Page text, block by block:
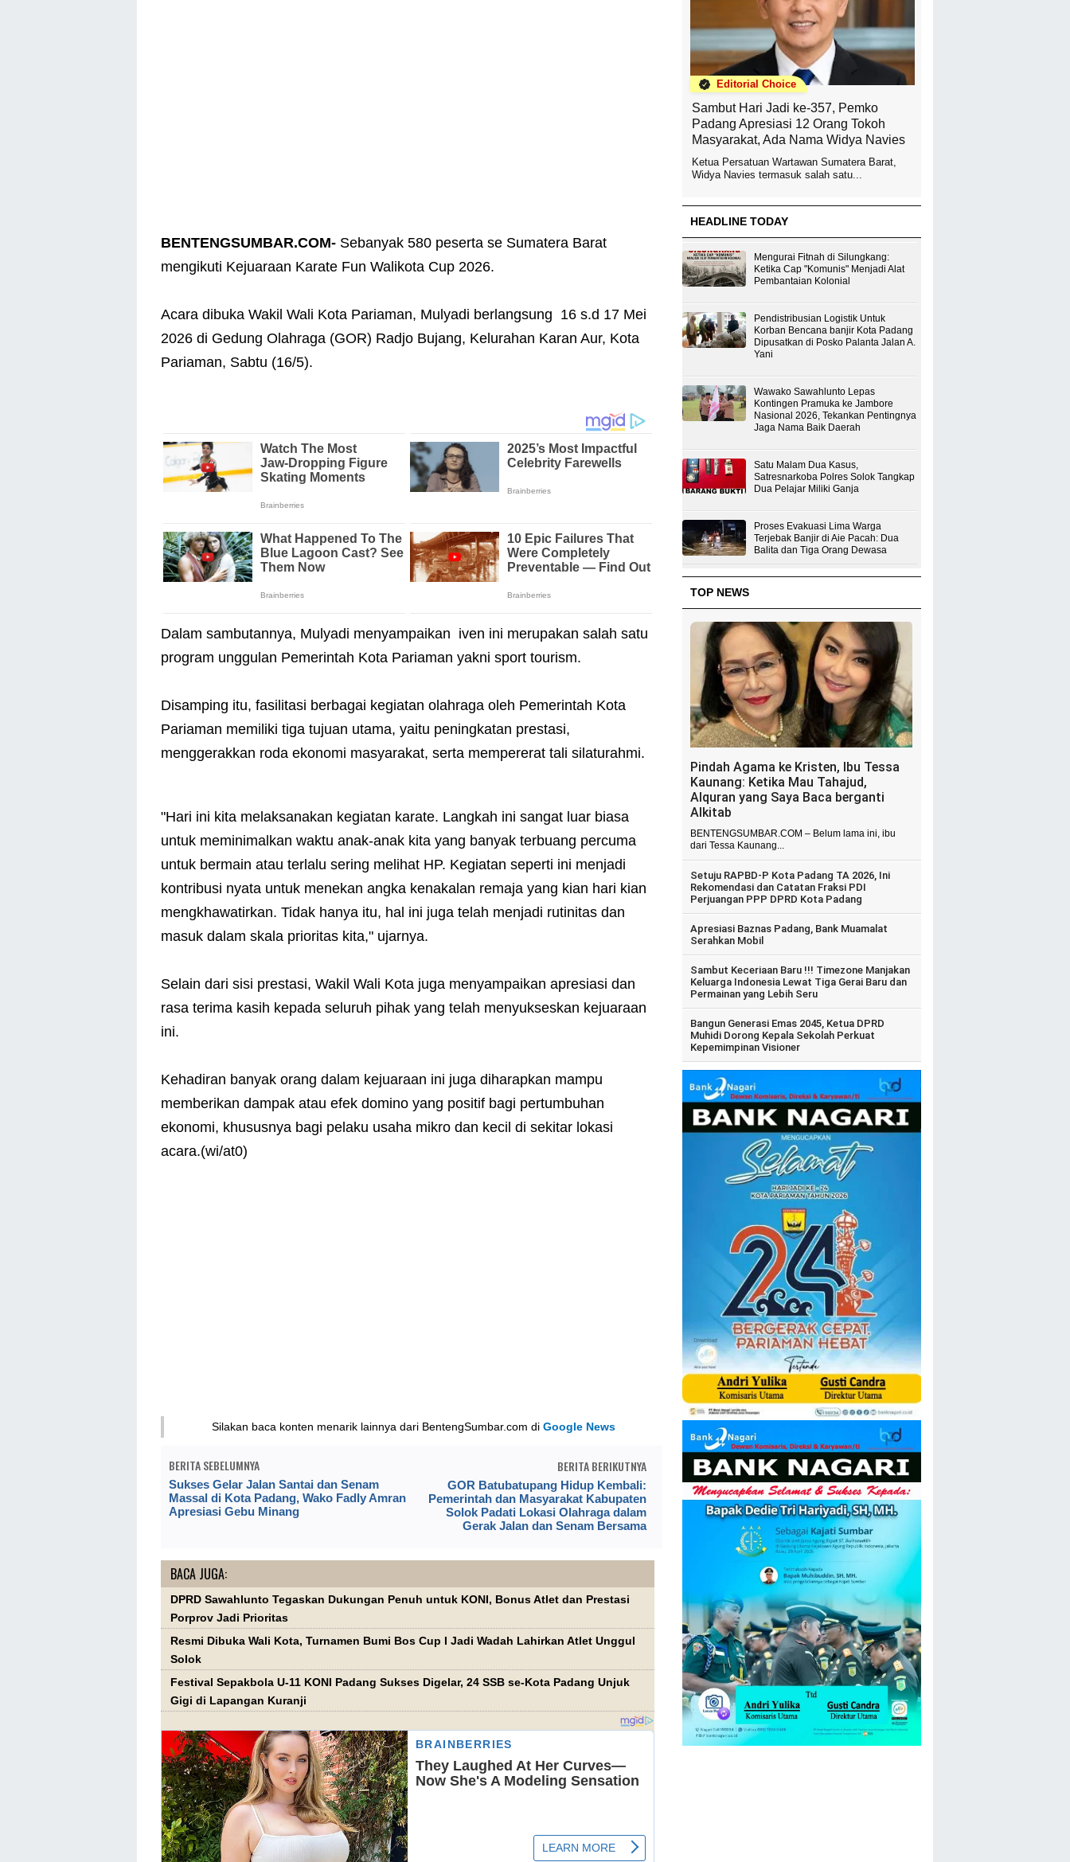
BENTENGSUMBAR.COM- Sebanyak 580 peserta se Sumatera Barat
mengikuti Kejuaraan Karate Fun Walikota Cup 2026.
Acara dibuka Wakil Wali Kota Pariaman, Mulyadi berlangsung 16 s.d 17 Mei
2026 di Gedung Olahraga (GOR) Radjo Bujang, Kelurahan Karan Aur, Kota
Pariaman, Sabtu (16/5).
Dalam sambutannya, Mulyadi menyampaikan iven ini merupakan salah satu
program unggulan Pemerintah Kota Pariaman yakni sport tourism.
Disamping itu, fasilitasi berbagai kegiatan olahraga oleh Pemerintah Kota
Pariaman memiliki tiga tujuan utama, yaitu peningkatan prestasi,
menggerakkan roda ekonomi masyarakat, serta mempererat tali silaturahmi.
"Hari ini kita melaksanakan kegiatan karate. Langkah ini sangat luar biasa
untuk meminimalkan waktu anak-anak kita yang banyak terbuang percuma
untuk bermain atau terlalu sering melihat HP. Kegiatan seperti ini menjadi
kontribusi nyata untuk menekan angka kenakalan remaja yang kian hari kian
mengkhawatirkan. Tidak hanya itu, hal ini juga telah menjadi rutinitas dan
masuk dalam skala prioritas kita," ujarnya.
Selain dari sisi prestasi, Wakil Wali Kota juga menyampaikan apresiasi dan
rasa terima kasih kepada seluruh pihak yang telah menyukseskan kejuaraan
ini.
Kehadiran banyak orang dalam kejuaraan ini juga diharapkan mampu
memberikan dampak atau efek domino yang positif bagi pertumbuhan
ekonomi, khususnya bagi pelaku usaha mikro dan kecil di sekitar lokasi
acara.(wi/at0)
Silakan baca konten menarik lainnya dari BentengSumbar.com diGoogle News
BERITA SEBELUMNYA
Sukses Gelar Jalan Santai dan Senam
Massal di Kota Padang, Wako Fadly Amran
Apresiasi Gebu Minang
BERITA BERIKUTNYA
GOR Batubatupang Hidup Kembali:
Pemerintah dan Masyarakat Kabupaten
Solok Padati Lokasi Olahraga dalam
Gerak Jalan dan Senam Bersama
BACA JUGA:
DPRD Sawahlunto Tegaskan Dukungan Penuh untuk KONI, Bonus Atlet dan Prestasi
Porprov Jadi Prioritas
Resmi Dibuka Wali Kota, Turnamen Bumi Bos Cup I Jadi Wadah Lahirkan Atlet Unggul
Solok
Festival Sepakbola U-11 KONI Padang Sukses Digelar, 24 SSB se-Kota Padang Unjuk
Gigi di Lapangan Kuranji
Editorial Choice
Sambut Hari Jadi ke-357, Pemko
Padang Apresiasi 12 Orang Tokoh
Masyarakat, Ada Nama Widya Navies
Ketua Persatuan Wartawan Sumatera Barat,
Widya Navies termasuk salah satu...
HEADLINE TODAY
Mengurai Fitnah di Silungkang:
Ketika Cap "Komunis" Menjadi Alat
Pembantaian Kolonial
Pendistribusian Logistik Untuk
Korban Bencana banjir Kota Padang
Dipusatkan di Posko Palanta Jalan A.
Yani
Wawako Sawahlunto Lepas
Kontingen Pramuka ke Jambore
Nasional 2026, Tekankan Pentingnya
Jaga Nama Baik Daerah
Satu Malam Dua Kasus,
Satresnarkoba Polres Solok Tangkap
Dua Pelajar Miliki Ganja
Proses Evakuasi Lima Warga
Terjebak Banjir di Aie Pacah: Dua
Balita dan Tiga Orang Dewasa
TOP NEWS
Pindah Agama ke Kristen, Ibu Tessa
Kaunang: Ketika Mau Tahajud,
Alquran yang Saya Baca berganti
Alkitab
BENTENGSUMBAR.COM – Belum lama ini, ibu
dari Tessa Kaunang...
Setuju RAPBD-P Kota Padang TA 2026, Ini
Rekomendasi dan Catatan Fraksi PDI
Perjuangan PPP DPRD Kota Padang
Apresiasi Baznas Padang, Bank Muamalat
Serahkan Mobil
Sambut Keceriaan Baru !!! Timezone Manjakan
Keluarga Indonesia Lewat Tiga Gerai Baru dan
Permainan yang Lebih Seru
Bangun Generasi Emas 2045, Ketua DPRD
Muhidi Dorong Kepala Sekolah Perkuat
Kepemimpinan Visioner